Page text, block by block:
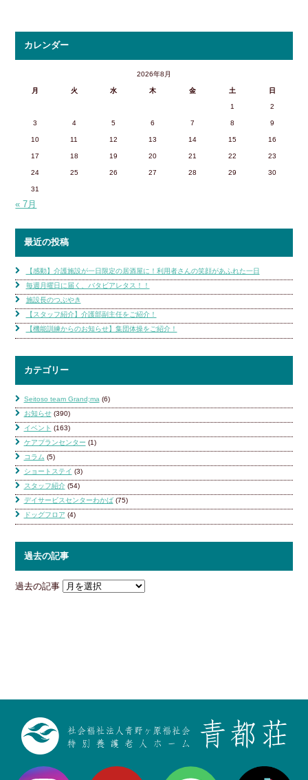
カレンダー
2026年8月
月 火 水 木 金 土 日
1 2
3 4 5 6 7 8 9
10 11 12 13 14 15 16
17 18 19 20 21 22 23
24 25 26 27 28 29 30
31
« 7月
最近の投稿
【感動】介護施設が一日限定の居酒屋に！利用者さんの笑顔があふれた一日
毎週月曜日に届く、バタビアレタス！！
施設長のつぶやき
【スタッフ紹介】介護部副主任をご紹介！
【機能訓練からのお知らせ】集団体操をご紹介！
カテゴリー
Seitoso team Grand;ma (6)
お知らせ(390)
イベント (163)
ケアプランセンター (1)
コラム (5)
ショートステイ (3)
スタッフ紹介(54)
デイサービスセンターわかば(75)
ドッグフロア (4)
過去の記事
過去の記事